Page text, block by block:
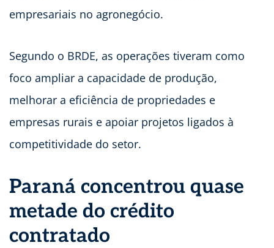
empresariais no agronegócio.
Segundo o BRDE, as operações tiveram como
foco ampliar a capacidade de produção,
melhorar a eficiência de propriedades e
empresas rurais e apoiar projetos ligados à
competitividade do setor.
Paraná concentrou quase
metade do crédito
contratado